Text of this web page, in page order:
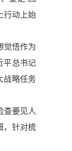
行动上始
觉悟作为
平总书记
战略任务
查要见人
，针对梳